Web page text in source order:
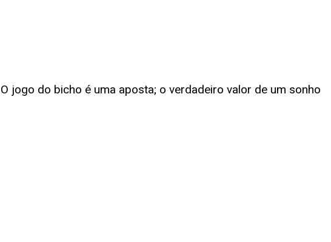
jogo do bicho é uma aposta; o verdadeiro valor de um sonho